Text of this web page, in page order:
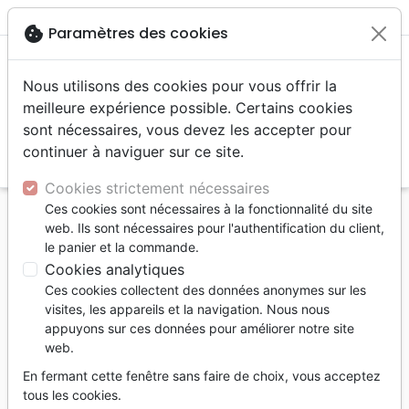
menu
Accueil Auteurs Elliot Elisabeth
Elisabeth Elliot
cookie Paramètres des cookies
Nous utilisons des cookies pour vous offrir la
meilleure expérience possible. Certains cookies
sont nécessaires, vous devez les accepter pour
continuer à naviguer sur ce site.
Cookies strictement nécessaires
Ces cookies sont nécessaires à la fonctionnalité du site
web. Ils sont nécessaires pour l'authentification du client,
le panier et la commande.
Cookies analytiques
Ces cookies collectent des données anonymes sur les
visites, les appareils et la navigation. Nous nous
appuyons sur ces données pour améliorer notre site
web.
En fermant cette fenêtre sans faire de choix, vous acceptez
tous les cookies.